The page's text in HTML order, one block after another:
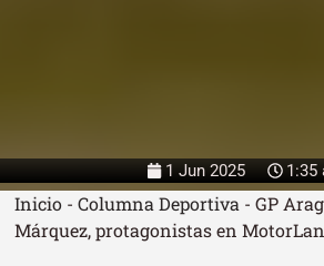
1 Jun 2025 1:35
Inicio - Columna Deportiva - GP
Márquez, protagonistas en